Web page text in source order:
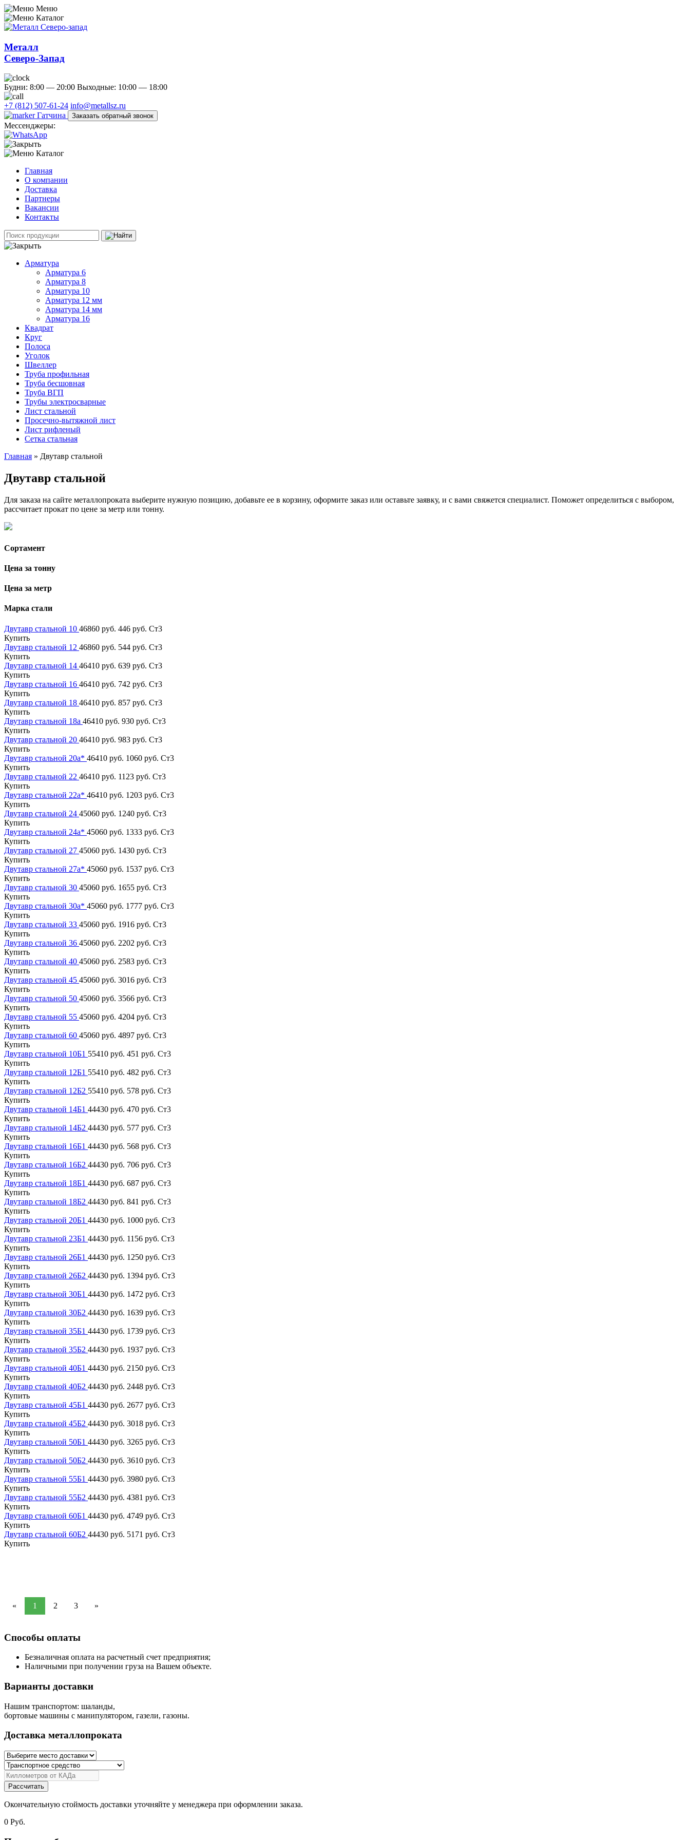
Меню
Каталог
Металл
Северо-Запад
Будни: 8:00 — 20:00 Выходные: 10:00 — 18:00
+7 (812) 507-61-24 info@metallsz.ru
Гатчина
Заказать обратный звонок
Мессенджеры:
Каталог
Главная
О компании
Доставка
Партнеры
Вакансии
Контакты
Арматура
Арматура 6
Арматура 8
Арматура 10
Арматура 12 мм
Арматура 14 мм
Арматура 16
Квадрат
Круг
Полоса
Уголок
Швеллер
Труба профильная
Труба бесшовная
Труба ВГП
Трубы электросварные
Лист стальной
Просечно-вытяжной лист
Лист рифленый
Сетка стальная
Главная » Двутавр стальной
Двутавр стальной
Для заказа на сайте металлопроката выберите нужную позицию, добавьте ее в корзину, оформите заказ или оставьте заявку, и с вами свяжется специалист. Поможет определиться с выбором,
рассчитает прокат по цене за метр или тонну.
Сортамент
Цена за тонну
Цена за метр
Марка стали
Двутавр стальной 10 46860 руб. 446 руб. Ст3
Купить
Двутавр стальной 12 46860 руб. 544 руб. Ст3
Купить
Двутавр стальной 14 46410 руб. 639 руб. Ст3
Купить
Двутавр стальной 16 46410 руб. 742 руб. Ст3
Купить
Двутавр стальной 18 46410 руб. 857 руб. Ст3
Купить
Двутавр стальной 18а 46410 руб. 930 руб. Ст3
Купить
Двутавр стальной 20 46410 руб. 983 руб. Ст3
Купить
Двутавр стальной 20а* 46410 руб. 1060 руб. Ст3
Купить
Двутавр стальной 22 46410 руб. 1123 руб. Ст3
Купить
Двутавр стальной 22а* 46410 руб. 1203 руб. Ст3
Купить
Двутавр стальной 24 45060 руб. 1240 руб. Ст3
Купить
Двутавр стальной 24а* 45060 руб. 1333 руб. Ст3
Купить
Двутавр стальной 27 45060 руб. 1430 руб. Ст3
Купить
Двутавр стальной 27а* 45060 руб. 1537 руб. Ст3
Купить
Двутавр стальной 30 45060 руб. 1655 руб. Ст3
Купить
Двутавр стальной 30а* 45060 руб. 1777 руб. Ст3
Купить
Двутавр стальной 33 45060 руб. 1916 руб. Ст3
Купить
Двутавр стальной 36 45060 руб. 2202 руб. Ст3
Купить
Двутавр стальной 40 45060 руб. 2583 руб. Ст3
Купить
Двутавр стальной 45 45060 руб. 3016 руб. Ст3
Купить
Двутавр стальной 50 45060 руб. 3566 руб. Ст3
Купить
Двутавр стальной 55 45060 руб. 4204 руб. Ст3
Купить
Двутавр стальной 60 45060 руб. 4897 руб. Ст3
Купить
Двутавр стальной 10Б1 55410 руб. 451 руб. Ст3
Купить
Двутавр стальной 12Б1 55410 руб. 482 руб. Ст3
Купить
Двутавр стальной 12Б2 55410 руб. 578 руб. Ст3
Купить
Двутавр стальной 14Б1 44430 руб. 470 руб. Ст3
Купить
Двутавр стальной 14Б2 44430 руб. 577 руб. Ст3
Купить
Двутавр стальной 16Б1 44430 руб. 568 руб. Ст3
Купить
Двутавр стальной 16Б2 44430 руб. 706 руб. Ст3
Купить
Двутавр стальной 18Б1 44430 руб. 687 руб. Ст3
Купить
Двутавр стальной 18Б2 44430 руб. 841 руб. Ст3
Купить
Двутавр стальной 20Б1 44430 руб. 1000 руб. Ст3
Купить
Двутавр стальной 23Б1 44430 руб. 1156 руб. Ст3
Купить
Двутавр стальной 26Б1 44430 руб. 1250 руб. Ст3
Купить
Двутавр стальной 26Б2 44430 руб. 1394 руб. Ст3
Купить
Двутавр стальной 30Б1 44430 руб. 1472 руб. Ст3
Купить
Двутавр стальной 30Б2 44430 руб. 1639 руб. Ст3
Купить
Двутавр стальной 35Б1 44430 руб. 1739 руб. Ст3
Купить
Двутавр стальной 35Б2 44430 руб. 1937 руб. Ст3
Купить
Двутавр стальной 40Б1 44430 руб. 2150 руб. Ст3
Купить
Двутавр стальной 40Б2 44430 руб. 2448 руб. Ст3
Купить
Двутавр стальной 45Б1 44430 руб. 2677 руб. Ст3
Купить
Двутавр стальной 45Б2 44430 руб. 3018 руб. Ст3
Купить
Двутавр стальной 50Б1 44430 руб. 3265 руб. Ст3
Купить
Двутавр стальной 50Б2 44430 руб. 3610 руб. Ст3
Купить
Двутавр стальной 55Б1 44430 руб. 3980 руб. Ст3
Купить
Двутавр стальной 55Б2 44430 руб. 4381 руб. Ст3
Купить
Двутавр стальной 60Б1 44430 руб. 4749 руб. Ст3
Купить
Двутавр стальной 60Б2 44430 руб. 5171 руб. Ст3
Купить
« 1 2 3 »
Способы оплаты
Безналичная оплата на расчетный счет предприятия;
Наличными при получении груза на Вашем объекте.
Варианты доставки
Нашим транспортом: шаланды,
бортовые машины с манипулятором, газели, газоны.
Доставка металлопроката
Рассчитать
Окончательную стоймость доставки уточняйте у менеджера при оформлении заказа.
0 Руб.